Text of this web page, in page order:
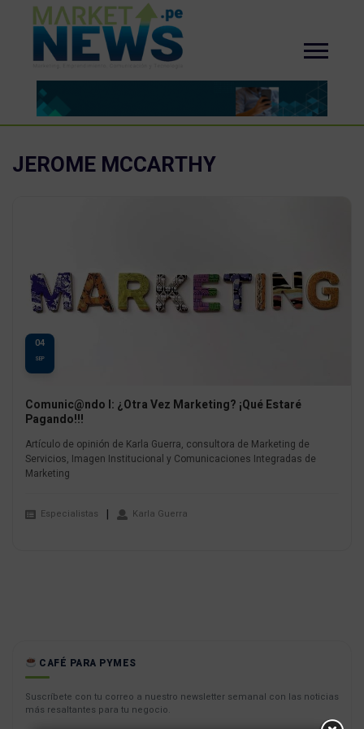
JEROME MCCARTHY
04
SEP
Comunic@ndo I: ¿Otra Vez Marketing? ¡Qué Estaré
Pagando!!!
Artículo de opinión de Karla Guerra, consultora de Marketing de
Servicios, Imagen Institucional y Comunicaciones Integradas de
Marketing
Especialistas Karla Guerra
CAFÉ PARA PYMES
Suscríbete con tu correo a nuestro newsletter semanal con las noticias
más resaltantes para tu negocio.